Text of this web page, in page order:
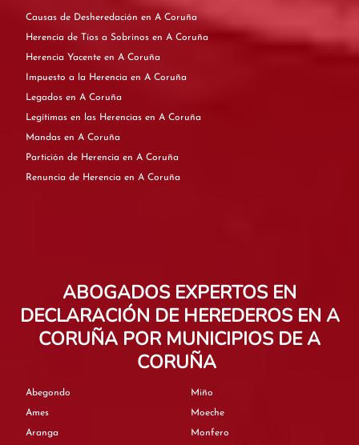
Causas de Desheredación en A Coruña
Herencia de Tíos a Sobrinos en A Coruña
Herencia Yacente en A Coruña
Impuesto a la Herencia en A Coruña
Legados en A Coruña
Legítimas en las Herencias en A Coruña
Mandas en A Coruña
Partición de Herencia en A Coruña
Renuncia de Herencia en A Coruña
ABOGADOS EXPERTOS EN
DECLARACIÓN DE HEREDEROS EN A
CORUÑA POR MUNICIPIOS DE A
CORUÑA
Abegondo
Ames
Aranga
Miño
Moeche
Monfero